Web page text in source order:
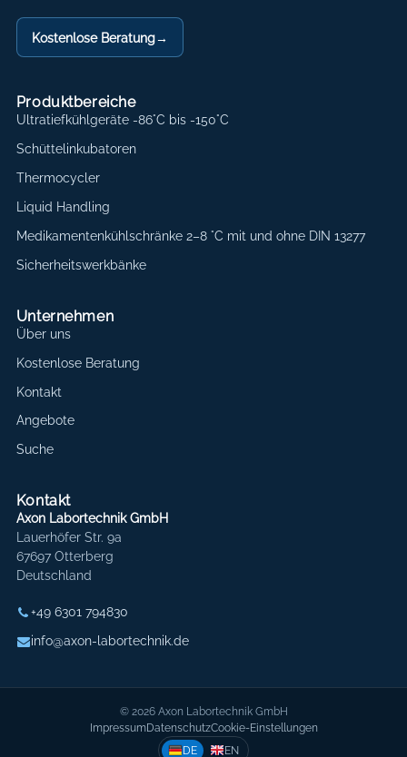
Kostenlose Beratung→
Produktbereiche
Ultratiefkühlgeräte -86°C bis -150°C
Schüttelinkubatoren
Thermocycler
Liquid Handling
Medikamentenkühlschränke 2–8 °C mit und ohne DIN 13277
Sicherheitswerkbänke
Unternehmen
Über uns
Kostenlose Beratung
Kontakt
Angebote
Suche
Kontakt
Axon Labortechnik GmbH
Lauerhöfer Str. 9a
67697 Otterberg
Deutschland
+49 6301 794830
info@axon-labortechnik.de
© 2026 Axon Labortechnik GmbH
ImpressumDatenschutzCookie-Einstellungen
DE
EN